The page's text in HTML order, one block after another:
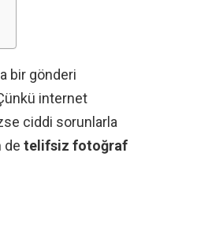
bir gönderi
internet
ciddi sorunlarla
de telifsiz fotoğraf